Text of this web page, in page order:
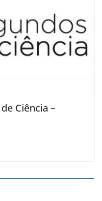
Ciência –